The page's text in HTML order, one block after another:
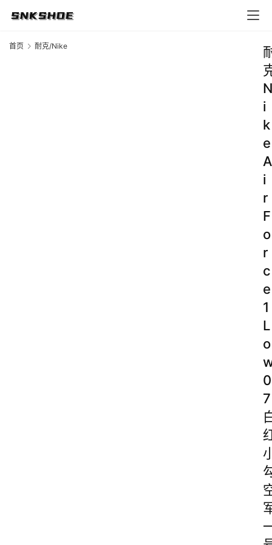
首页 耐克/Nike
N
i
k
e
A
i
r
F
o
r
c
e
1
L
o
0
7